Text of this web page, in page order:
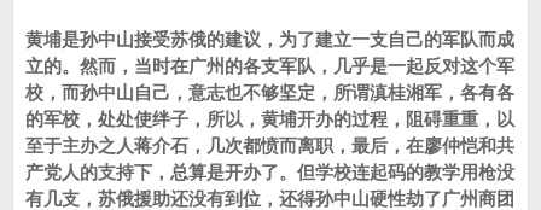
黄埔是孙中山接受苏俄的建议，为了建立一支自己的军队而成
立的。然而，当时在广州的各支军队，几乎是一起反对这个军
校，而孙中山自己，意志也不够坚定，所谓滇桂湘军，各有各
的军校，处处使绊子，所以，黄埔开办的过程，阻碍重重，以
至于主办之人蒋介石，几次都愤而离职，最后，在廖仲恺和共
产党人的支持下，总算是开办了。但学校连起码的教学用枪没
有几支，苏俄援助还没有到位，还得孙中山硬性劫了广州商团